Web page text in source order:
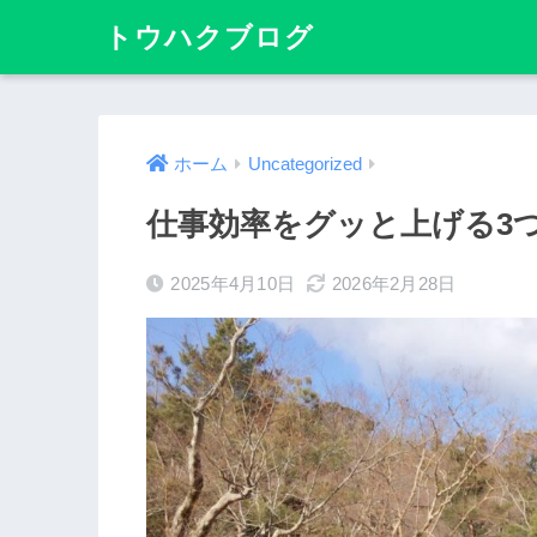
トウハクブログ
ホーム Uncategorized
仕事効率をグッと上げる3
2025年4月10日 2026年2月28日